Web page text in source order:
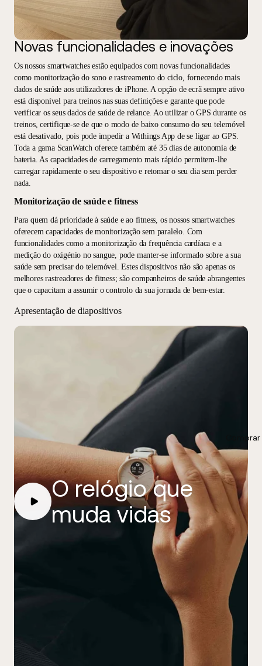
Novas funcionalidades e inovações
Os nossos smartwatches estão equipados com novas funcionalidades
como monitorização do sono e rastreamento do ciclo, fornecendo mais
dados de saúde aos utilizadores de iPhone. A opção de ecrã sempre ativo
está disponível para treinos nas suas definições e garante que pode
verificar os seus dados de saúde de relance. Ao utilizar o GPS durante os
treinos, certifique-se de que o modo de baixo consumo do seu telemóvel
está desativado, pois pode impedir a Withings App de se ligar ao GPS.
Toda a gama ScanWatch oferece também até 35 dias de autonomia de
bateria. As capacidades de carregamento mais rápido permitem-lhe
carregar rapidamente o seu dispositivo e retomar o seu dia sem perder
nada.
Monitorização de saúde e fitness
Para quem dá prioridade à saúde e ao fitness, os nossos smartwatches
oferecem capacidades de monitorização sem paralelo. Com
funcionalidades como a monitorização da frequência cardíaca e a
medição do oxigénio no sangue, pode manter-se informado sobre a sua
saúde sem precisar do telemóvel. Estes dispositivos não são apenas os
melhores rastreadores de fitness; são companheiros de saúde abrangentes
que o capacitam a assumir o controlo da sua jornada de bem-estar.
Apresentação de diapositivos
O relógio que
muda vidas